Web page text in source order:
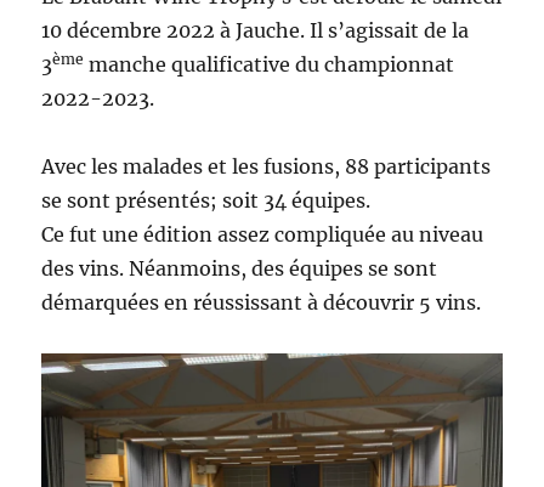
10 décembre 2022 à Jauche. Il s’agissait de la
3ème manche qualificative du championnat
2022-2023.
Avec les malades et les fusions, 88 participants
se sont présentés; soit 34 équipes.
Ce fut une édition assez compliquée au niveau
des vins. Néanmoins, des équipes se sont
démarquées en réussissant à découvrir 5 vins.